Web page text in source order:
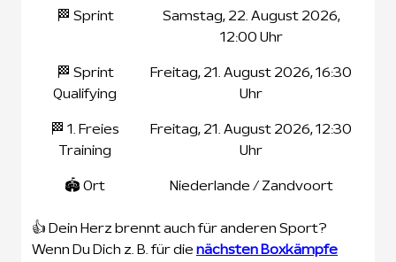
🏁 Sprint
Samstag, 22. August 2026,
12:00 Uhr
🏁 Sprint
Qualifying
Freitag, 21. August 2026, 16:30
Uhr
🏁 1. Freies
Training
Freitag, 21. August 2026, 12:30
Uhr
🏟️ Ort Niederlande / Zandvoort
👍 Dein Herz brennt auch für anderen Sport?
Wenn Du Dich z. B. für die nächsten Boxkämpfe